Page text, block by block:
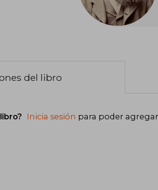
del libro
Inicia sesión para poder